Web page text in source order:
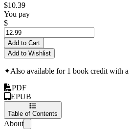
$10.39
You pay
$
Add to Cart
Add to Wishlist
✦Also available for 1 book credit with a
PDF
EPUB
Table of Contents
About